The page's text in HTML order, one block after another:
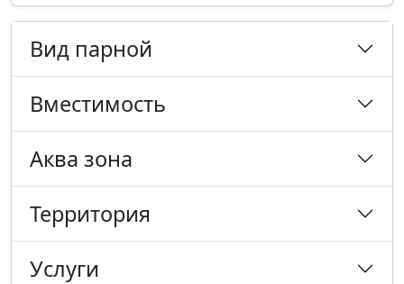
Вид парной
Вместимость
Аква зона
Территория
Услуги